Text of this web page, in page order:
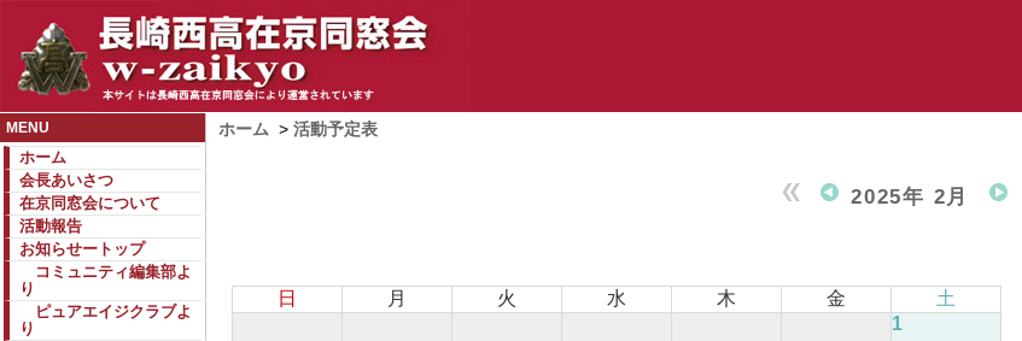
MENU
ホーム
会長あいさつ
在京同窓会について
活動報告
お知らせートップ
コミュニティ編集部よ
り
ピュアエイジクラブよ
り
ホーム > 活動予定表
2025年 2月
日 月 火 水 木 金
土
1